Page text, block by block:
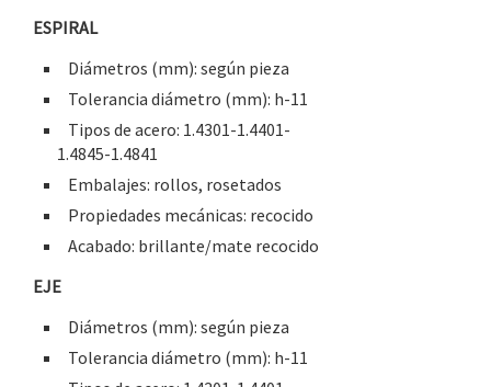
ESPIRAL
Diámetros (mm): según pieza
Tolerancia diámetro (mm): h-11
Tipos de acero: 1.4301-1.4401-
1.4845-1.4841
Embalajes: rollos, rosetados
Propiedades mecánicas: recocido
Acabado: brillante/mate recocido
EJE
Diámetros (mm): según pieza
Tolerancia diámetro (mm): h-11